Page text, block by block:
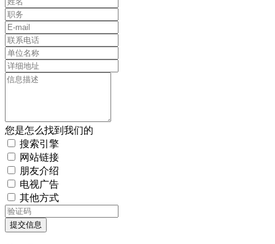
您是怎么找到我们的
搜索引擎
网站链接
朋友介绍
电视广告
其他方式
提交信息